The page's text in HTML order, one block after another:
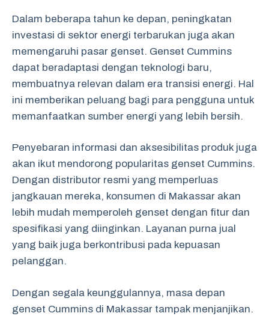
Dalam beberapa tahun ke depan, peningkatan
investasi di sektor energi terbarukan juga akan
memengaruhi pasar genset. Genset Cummins
dapat beradaptasi dengan teknologi baru,
membuatnya relevan dalam era transisi energi. Hal
ini memberikan peluang bagi para pengguna untuk
memanfaatkan sumber energi yang lebih bersih.
Penyebaran informasi dan aksesibilitas produk juga
akan ikut mendorong popularitas genset Cummins.
Dengan distributor resmi yang memperluas
jangkauan mereka, konsumen di Makassar akan
lebih mudah memperoleh genset dengan fitur dan
spesifikasi yang diinginkan. Layanan purna jual
yang baik juga berkontribusi pada kepuasan
pelanggan.
Dengan segala keunggulannya, masa depan
genset Cummins di Makassar tampak menjanjikan.